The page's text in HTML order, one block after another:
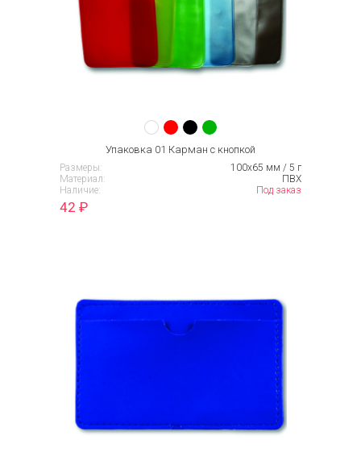
Упаковка 01 Карман с кнопкой
Размеры:
100х65 мм / 5 г
Материал:
ПВХ
Наличие:
Под заказ
42 ₽